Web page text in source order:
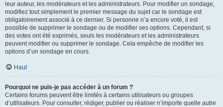
leur auteur, les modérateurs et les administrateurs. Pour modifier un sondage,
modifiez tout simplement le premier message du sujet car le sondage est
obligatoirement associé à ce dernier. Si personne n’a encore voté, il est
possible de supprimer le sondage ou de modifier ses options. Cependant, si
des votes ont été exprimés, seuls les modérateurs et les administrateurs
peuvent modifier ou supprimer le sondage. Cela empêche de modifier les
options d’un sondage en cours.
Haut
Pourquoi ne puis-je pas accéder à un forum ?
Certains forums peuvent être limités à certains utilisateurs ou groupes
d’utilisateurs. Pour consulter, rédiger, publier ou réaliser n’importe quelle autre